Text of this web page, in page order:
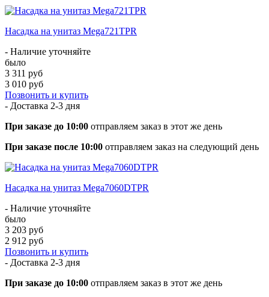
Насадка на унитаз Mega721TPR
- Наличие уточняйте
было
3 311 руб
3 010 руб
Позвонить и купить
- Доставка 2-3 дня
При заказе до 10:00 отправляем заказ в этот же день
При заказе после 10:00 отправляем заказ на следующий день
Насадка на унитаз Mega7060DTPR
- Наличие уточняйте
было
3 203 руб
2 912 руб
Позвонить и купить
- Доставка 2-3 дня
При заказе до 10:00 отправляем заказ в этот же день